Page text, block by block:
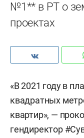
№1** в РТ о
проектах
«В 2021 году в
квадратных
квартир», —
гендиректор